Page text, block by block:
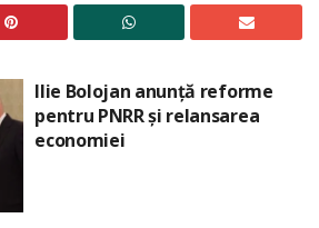
Ilie Bolojan anunță reforme
pentru PNRR și relansarea
economiei